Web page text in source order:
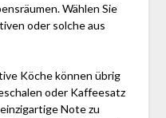
Wählen Sie
oder solche aus
Köche können übrig
oder Kaffeesatz
Note zu